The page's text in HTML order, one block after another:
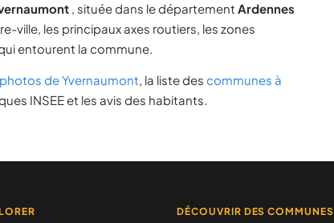
, située dans le département Ardennes
ville, les principaux axes routiers, les zones
entourent la commune.
photos de Yvernaumont, la liste des communes à
INSEE et les avis des habitants.
DÉCOUVRIR DES COMMUNES